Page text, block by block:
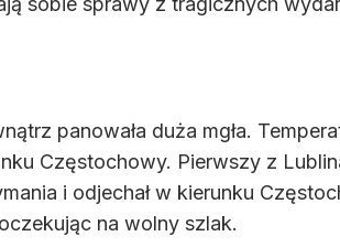
panowała duża mgła.
Częstochowy. Pierwszy z
i odjechał w kierunku
na wolny szlak.